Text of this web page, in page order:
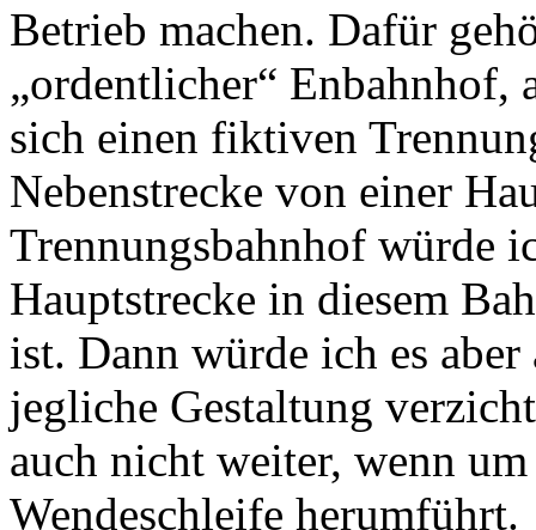
Betrieb machen. Dafür
„ordentlicher“ Enbahnhof,
sich einen fiktiven
Nebenstrecke von einer
Trennungsbahnhof würde
Hauptstrecke in diesem
ist. Dann würde ich es
jegliche Gestaltung
auch nicht weiter, wenn
Wendeschleife herumführt.